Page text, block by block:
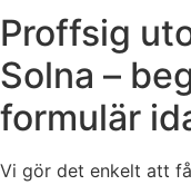
Proffsig
Solna –
formulär
Vi gör det enkelt att